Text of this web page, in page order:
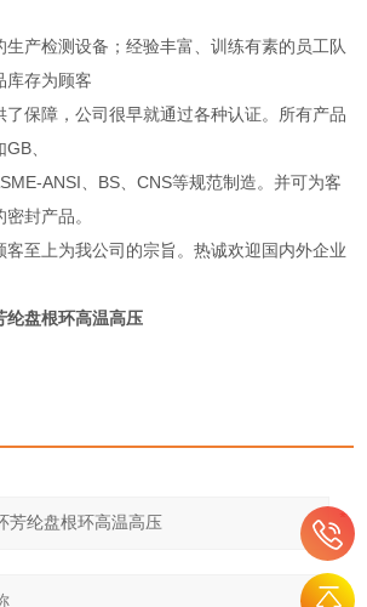
产检测设备；经验丰富、训练有素的员工队
库存为顾客
了保障，公司很早就通过各种认证。所有产品
、
ANSI、BS、CNS等规范制造。并可为客
封产品。
客至上为我公司的宗旨。热诚欢迎国内外企业
纶盘根环高温高压